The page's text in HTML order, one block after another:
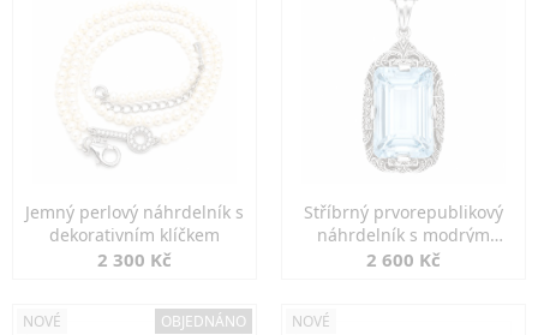
Jemný perlový náhrdelník s
dekorativním klíčkem
2 300 Kč
Stříbrný prvorepublikový
náhrdelník s modrým
spinelem
2 600 Kč
NOVÉ OBJEDNÁNO NOVÉ